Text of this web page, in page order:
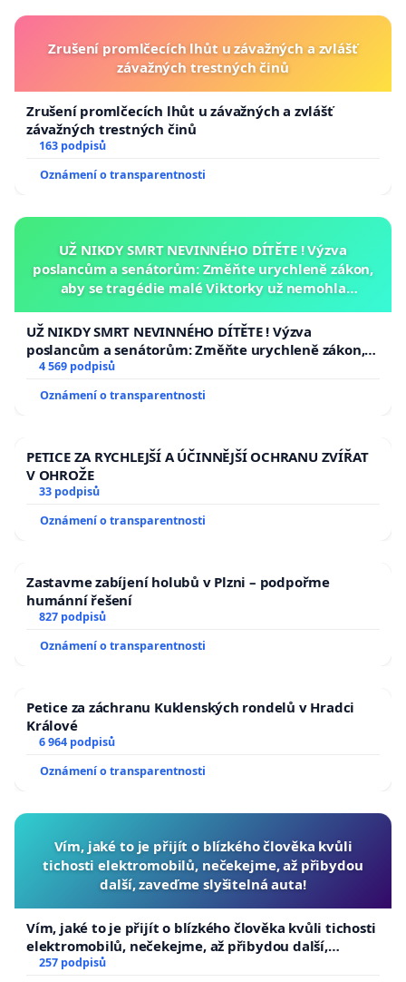
Zrušení promlčecích lhůt u závažných a zvlášť
závažných trestných činů
Zrušení promlčecích lhůt u závažných a zvlášť
závažných trestných činů
163 podpisů
Oznámení o transparentnosti
UŽ NIKDY SMRT NEVINNÉHO DÍTĚTE ! Výzva
poslancům a senátorům: Změňte urychleně zákon,
aby se tragédie malé Viktorky už nemohla
UŽ NIKDY SMRT NEVINNÉHO DÍTĚTE ! Výzva
poslancům a senátorům: Změňte urychleně zákon,
aby se tragédie malé Viktorky už nemohla opakovat!
4 569 podpisů
Oznámení o transparentnosti
PETICE ZA RYCHLEJŠÍ A ÚČINNĚJŠÍ OCHRANU ZVÍŘAT
V OHROŽE
33 podpisů
Oznámení o transparentnosti
Zastavme zabíjení holubů v Plzni – podpořme
humánní řešení
827 podpisů
Oznámení o transparentnosti
Petice za záchranu Kuklenských rondelů v Hradci
Králové
6 964 podpisů
Oznámení o transparentnosti
Vím, jaké to je přijít o blízkého člověka kvůli
tichosti elektromobilů, nečekejme, až přibydou
další, zaveďme slyšitelná auta!
Vím, jaké to je přijít o blízkého člověka kvůli tichosti
elektromobilů, nečekejme, až přibydou další,
zaveďme slyšitelná auta!
257 podpisů